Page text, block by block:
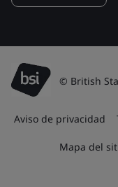
© British
Aviso de privacidad
Mapa del